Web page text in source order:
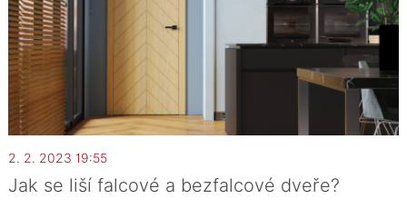
2. 2. 2023 19:55
Jak se liší falcové a bezfalcové dveře?